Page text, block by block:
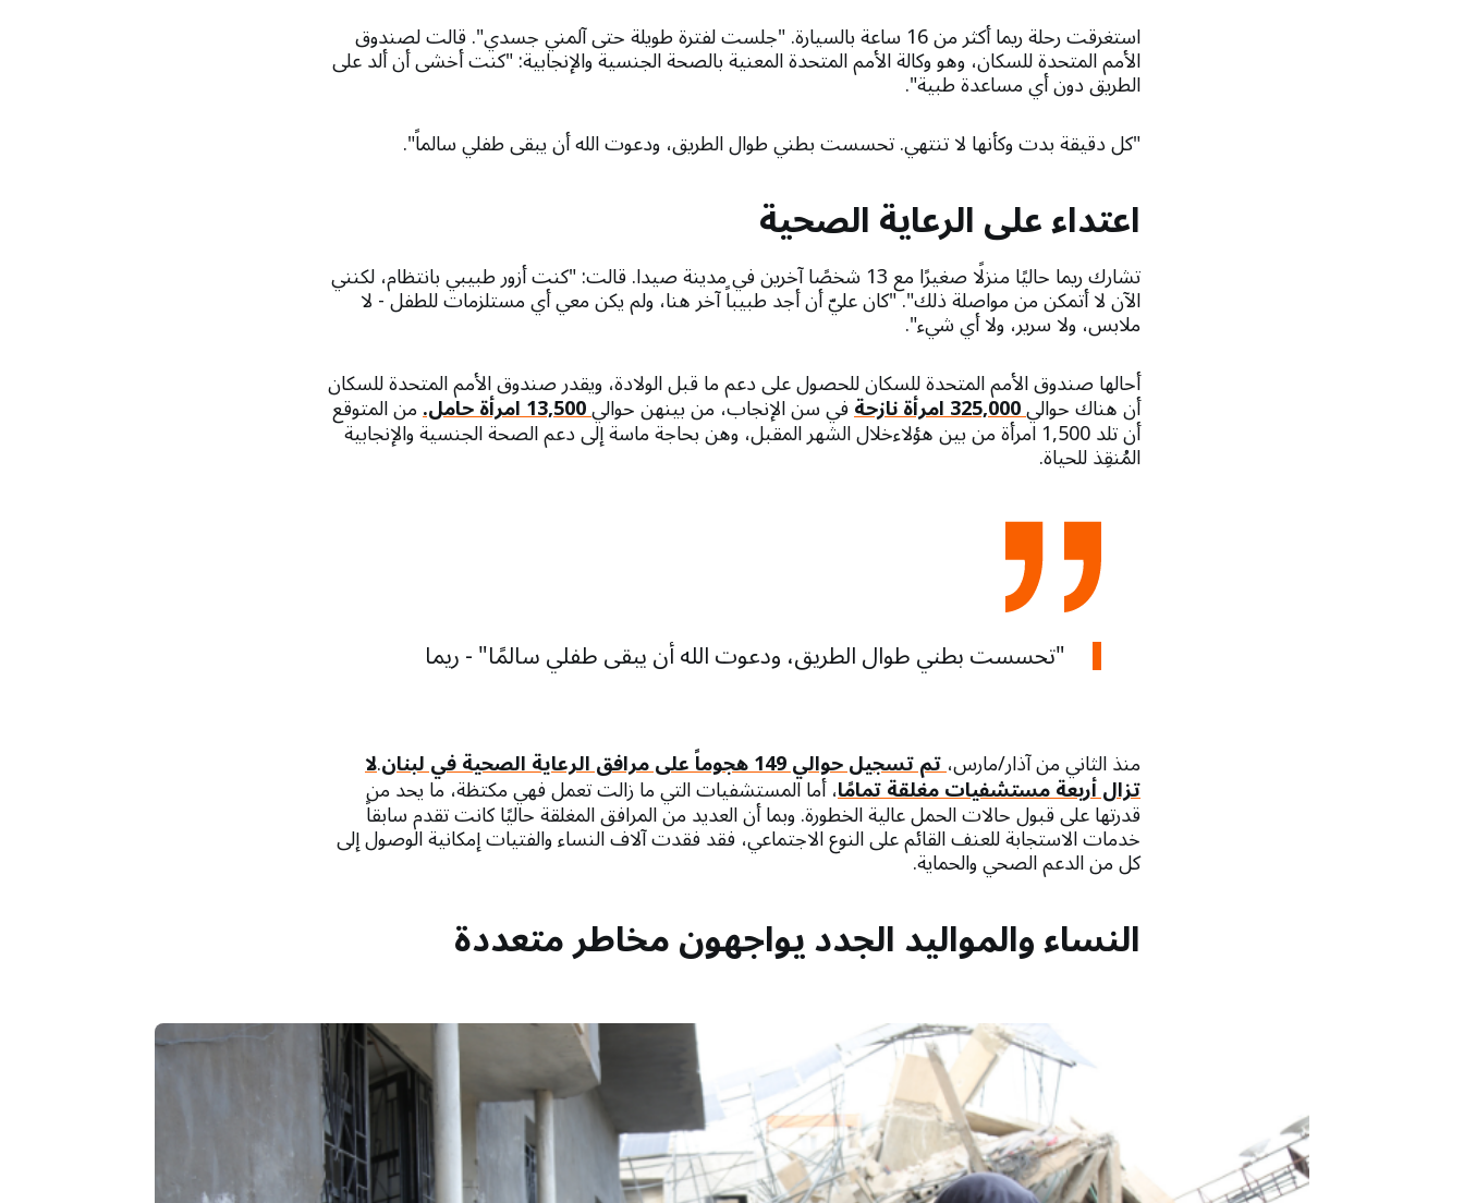
استغرقت رحلة ريما أكثر من 16 ساعة بالسيارة. "جلست لفترة طويلة حتى آلمني جسدي". قالت لصندوق
الأمم المتحدة للسكان، وهو وكالة الأمم المتحدة المعنية بالصحة الجنسية والإنجابية: "كنت أخشى أن ألد على
الطريق دون أي مساعدة طبية".
"كل دقيقة بدت وكأنها لا تنتهي. تحسست بطني طوال الطريق، ودعوت الله أن يبقى طفلي سالماً".
اعتداء على الرعاية الصحية
تشارك ريما حاليًا منزلًا صغيرًا مع 13 شخصًا آخرين في مدينة صيدا. قالت: "كنت أزور طبيبي بانتظام، لكنني
الآن لا أتمكن من مواصلة ذلك". "كان عليّ أن أجد طبيباً آخر هنا، ولم يكن معي أي مستلزمات للطفل - لا
ملابس، ولا سرير، ولا أي شيء".
أحالها صندوق الأمم المتحدة للسكان للحصول على دعم ما قبل الولادة، ويقدر صندوق الأمم المتحدة للسكان
أن هناك حوالي325,000 امرأة نازحة في سن الإنجاب، من بينهن حوالي13,500 امرأة حامل. من المتوقع
أن تلد 1,500 امرأة من بين هؤلاءخلال الشهر المقبل، وهن بحاجة ماسة إلى دعم الصحة الجنسية والإنجابية
المُنقِذ للحياة.
"تحسست بطني طوال الطريق، ودعوت الله أن يبقى طفلي سالمًا" - ريما
منذ الثاني من آذار/مارس،تم تسجيل حوالي 149 هجوماً على مرافق الرعاية الصحية في لبنان .لا
تزال أربعة مستشفيات مغلقة تمامًا، أما المستشفيات التي ما زالت تعمل فهي مكتظة، ما يحد من
قدرتها على قبول حالات الحمل عالية الخطورة. وبما أن العديد من المرافق المغلقة حاليًا كانت تقدم سابقاً
خدمات الاستجابة للعنف القائم على النوع الاجتماعي، فقد فقدت آلاف النساء والفتيات إمكانية الوصول إلى
كل من الدعم الصحي والحماية.
النساء والمواليد الجدد يواجهون مخاطر متعددة